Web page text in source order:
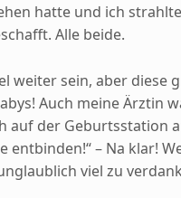
hatte und ich
Alle beide.
weiter sein, aber diese
Auch meine Ärztin
auf der Geburtsstation
entbinden!“ – Na klar!
viel zu